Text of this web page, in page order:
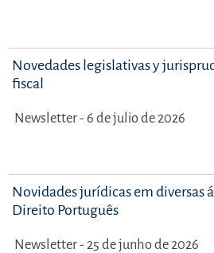
Novedades legislativas y
fiscal
Newsletter - 6 de julio de 2026
Novidades jurídicas em diversas
Direito Português
Newsletter - 25 de junho de 2026